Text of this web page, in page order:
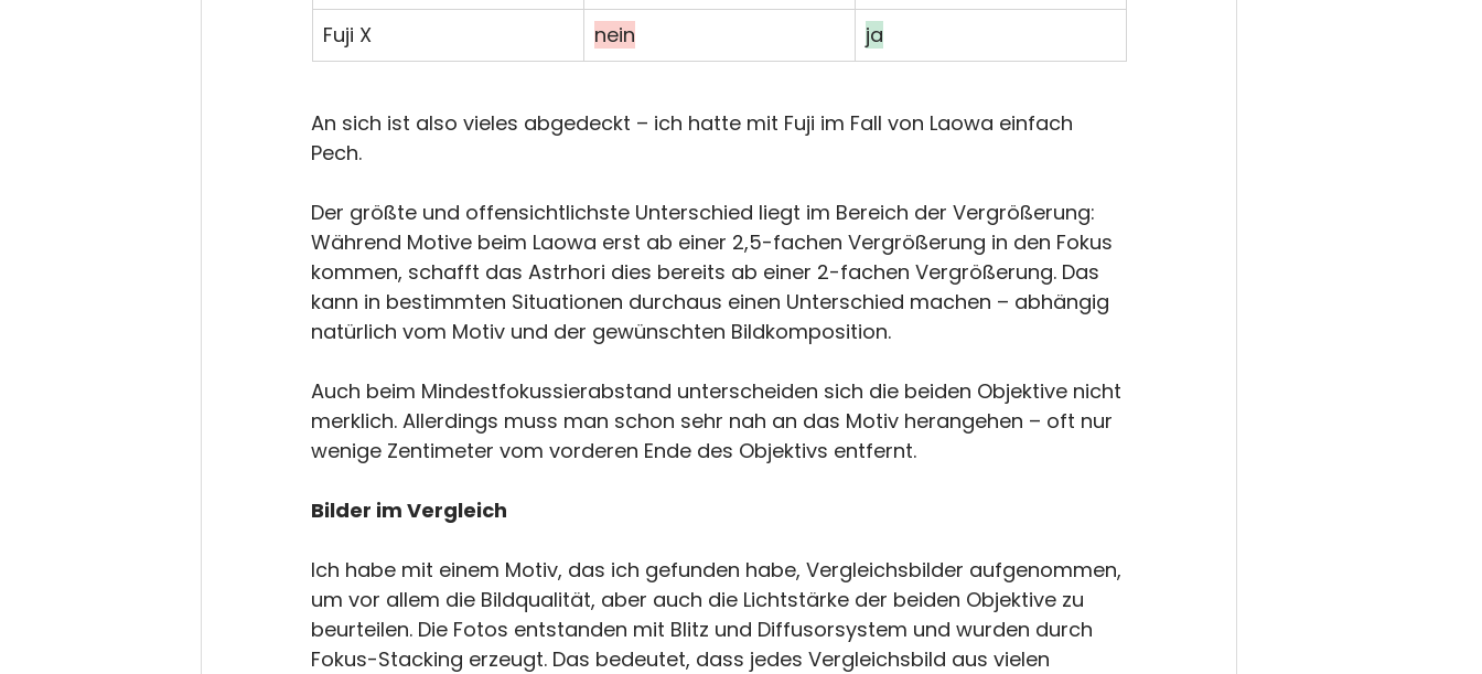
Fuji X
nein ja
An sich ist also vieles abgedeckt – ich hatte mit Fuji im Fall von Laowa einfach
Pech.
Der größte und offensichtlichste Unterschied liegt im Bereich der Vergrößerung:
Während Motive beim Laowa erst ab einer 2,5-fachen Vergrößerung in den Fokus
kommen, schafft das Astrhori dies bereits ab einer 2-fachen Vergrößerung. Das
kann in bestimmten Situationen durchaus einen Unterschied machen – abhängig
natürlich vom Motiv und der gewünschten Bildkomposition.
Auch beim Mindestfokussierabstand unterscheiden sich die beiden Objektive nicht
merklich. Allerdings muss man schon sehr nah an das Motiv herangehen – oft nur
wenige Zentimeter vom vorderen Ende des Objektivs entfernt.
Bilder im Vergleich
Ich habe mit einem Motiv, das ich gefunden habe, Vergleichsbilder aufgenommen,
um vor allem die Bildqualität, aber auch die Lichtstärke der beiden Objektive zu
beurteilen. Die Fotos entstanden mit Blitz und Diffusorsystem und wurden durch
Fokus-Stacking erzeugt. Das bedeutet, dass jedes Vergleichsbild aus vielen